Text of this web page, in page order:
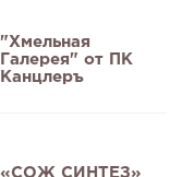
"Хмельная
Галерея" от ПК
Канцлеръ
«СОЖ СИНТЕЗ»